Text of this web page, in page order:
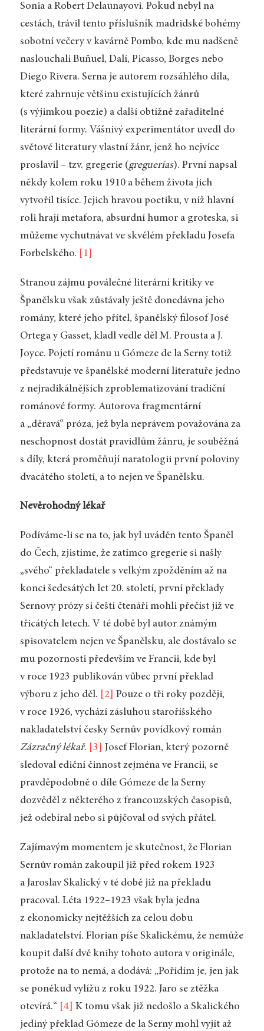
Sonia a Robert Delaunayovi. Pokud nebyl na
cestách, trávil tento příslušník madridské bohémy
sobotní večery v kavárně Pombo, kde mu nadšeně
naslouchali Buñuel, Dalí, Picasso, Borges nebo
Diego Rivera. Serna je autorem rozsáhlého díla,
které zahrnuje většinu existujících žánrů
(s výjimkou poezie) a další obtížně zařaditelné
literární formy. Vášnivý experimentátor uvedl do
světové literatury vlastní žánr, jenž ho nejvíce
proslavil – tzv. gregerie (greguerías). První napsal
někdy kolem roku 1910 a během života jich
vytvořil tisíce. Jejich hravou poetiku, v níž hlavní
roli hrají metafora, absurdní humor a groteska, si
můžeme vychutnávat ve skvělém překladu Josefa
Forbelského.
[1]
Stranou zájmu poválečné literární kritiky ve
Španělsku však zůstávaly ještě donedávna jeho
romány, které jeho přítel, španělský filosof José
Ortega y Gasset, kladl vedle děl M. Prousta a J.
Joyce. Pojetí románu u Gómeze de la Serny totiž
představuje ve španělské moderní literatuře jedno
z nejradikálnějších zproblematizování tradiční
románové formy. Autorova fragmentární
a „děravá“ próza, jež byla neprávem považována za
neschopnost dostát pravidlům žánru, je souběžná
s díly, která proměňují naratologii první poloviny
dvacátého století, a to nejen ve Španělsku.
Nevěrohodný lékař
Podíváme-li se na to, jak byl uváděn tento Španěl
do Čech, zjistíme, že zatímco gregerie si našly
„svého“ překladatele s velkým zpožděním až na
konci šedesátých let 20. století, první překlady
Sernovy prózy si čeští čtenáři mohli přečíst již ve
třicátých letech. V té době byl autor známým
spisovatelem nejen ve Španělsku, ale dostávalo se
mu pozornosti především ve Francii, kde byl
v roce 1923 publikován vůbec první překlad
výboru z jeho děl.
[2]
Pouze o tři roky později,
v roce 1926, vychází zásluhou staroříšského
nakladatelství česky Sernův povídkový román
Zázračný lékař. [3]
Josef Florian, který pozorně
sledoval ediční činnost zejména ve Francii, se
pravděpodobně o díle Gómeze de la Serny
dozvěděl z některého z francouzských časopisů,
jež odebíral nebo si půjčoval od svých přátel.
Zajímavým momentem je skutečnost, že Florian
Sernův román zakoupil již před rokem 1923
a Jaroslav Skalický v té době již na překladu
pracoval. Léta 1922–1923 však byla jedna
z ekonomicky nejtěžších za celou dobu
nakladatelství. Florian píše Skalickému, že nemůže
koupit další dvě knihy tohoto autora v originále,
protože na to nemá, a dodává: „Pořídím je, jen jak
se poněkud vylížu z roku 1922. Jaro se ztěžka
otevírá.“
[4]
K tomu však již nedošlo a Skalického
jediný překlad Gómeze de la Serny mohl vyjít až